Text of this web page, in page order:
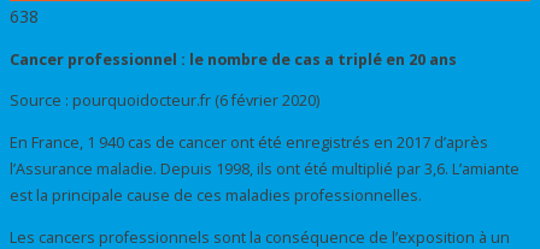
638
Cancer professionnel : le nombre de cas a triplé en 20 ans
Source : pourquoidocteur.fr (6 février 2020)
En France, 1 940 cas de cancer ont été enregistrés en 2017 d’après
l’Assurance maladie. Depuis 1998, ils ont été multiplié par 3,6. L’amiante
est la principale cause de ces maladies professionnelles.
Les cancers professionnels sont la conséquence de l’exposition à un